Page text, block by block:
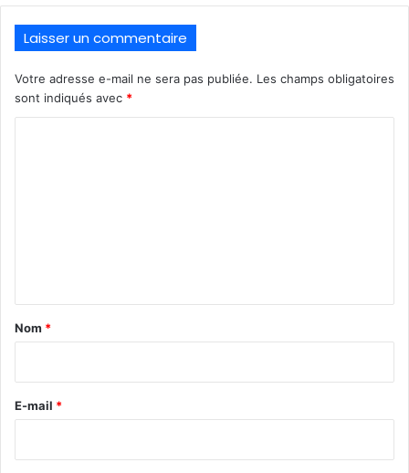
Laisser un commentaire
Votre adresse e-mail ne sera pas publiée. Les champs obligatoires
sont indiqués avec *
a
e
Nom *
E-mail *